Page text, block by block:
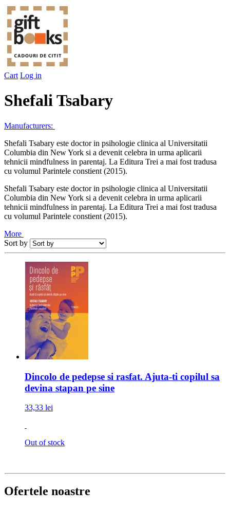
Cart Log in
Shefali Tsabary
Manufacturers:
Shefali Tsabary este doctor in psihologie clinica al Universitatii
Columbia din New York si a devenit celebra in urma aplicarii
tehnicii mindfulness in parentaj. La Editura Trei a mai fost tradusa
cu volumul Parintele constient (2015).
Shefali Tsabary este doctor in psihologie clinica al Universitatii
Columbia din New York si a devenit celebra in urma aplicarii
tehnicii mindfulness in parentaj. La Editura Trei a mai fost tradusa
cu volumul Parintele constient (2015).
More
Sort by
Dincolo de pedepse si rasfat. Ajuta-ti copilul sa
devina stapan pe sine
33,33 lei
Out of stock
Ofertele noastre